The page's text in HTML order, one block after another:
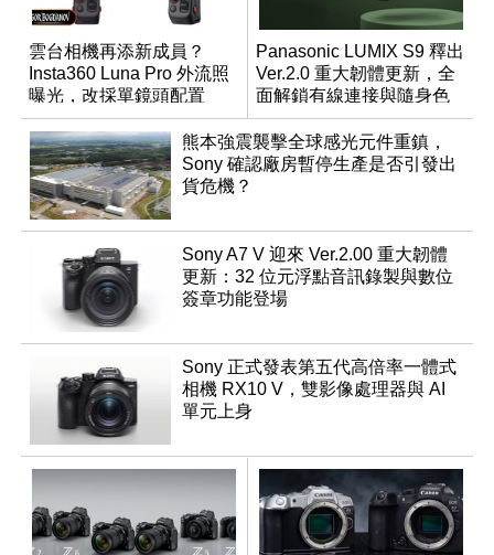
雲台相機再添新成員？
Insta360 Luna Pro 外流照
曝光，改採單鏡頭配置
Panasonic LUMIX S9 釋出
Ver.2.0 重大韌體更新，全
面解鎖有線連接與隨身色
調編輯
熊本強震襲擊全球感光元件重鎮，
Sony 確認廠房暫停生產是否引發出
貨危機？
Sony A7 V 迎來 Ver.2.00 重大韌體
更新：32 位元浮點音訊錄製與數位
簽章功能登場
Sony 正式發表第五代高倍率一體式
相機 RX10 V，雙影像處理器與 AI
單元上身